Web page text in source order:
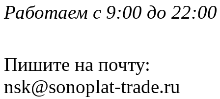
Работаем с 9:00 до 22:00
Пишите на почту:
nsk@sonoplat-trade.ru